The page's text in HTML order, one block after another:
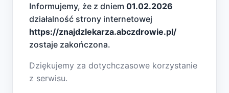
Informujemy, że z dniem 01.02.2026
działalność strony internetowej
https://znajdzlekarza.abczdrowie.pl/
zostaje zakończona.
Dziękujemy za dotychczasowe korzystanie
z serwisu.